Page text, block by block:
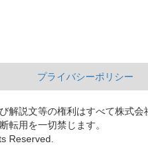
プライバシーポリシー
解説文等の権利はすべて株式会
転用を一切禁じます。
Reserved.